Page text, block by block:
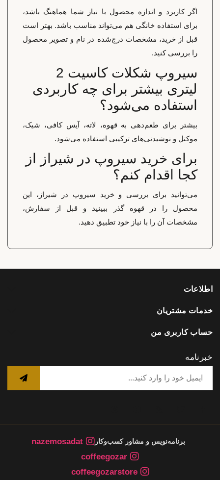
اگر کاربرد و اندازه محصول با نیاز شما هماهنگ باشد،
برای استفاده خانگی هم می‌تواند مناسب باشد. بهتر است
قبل از خرید، مشخصات درج‌شده در نام و تصویر محصول
را بررسی کنید.
سیروپ شکلات کاسیت 2
لیتری بیشتر برای چه کاربردی
استفاده می‌شود؟
بیشتر برای طعم‌دهی به قهوه، لاته، آیس کافی، شیک،
موکتل و نوشیدنی‌های ترکیبی استفاده می‌شود.
برای خرید سیروپ در شیراز از
کجا اقدام کنم؟
می‌توانید برای بررسی و خرید سیروپ در شیراز، این
محصول را در قهوه گذر ببینید و قبل از سفارش،
مشخصات آن را با نیاز خود تطبیق دهید.
اطلاعات
خدمات مشتریان
حساب کاربری من
خبرنامه
برنامه‌نویس و مشاور کسب‌وکار
nazemosadat
coffeegozar
coffeegozarstore